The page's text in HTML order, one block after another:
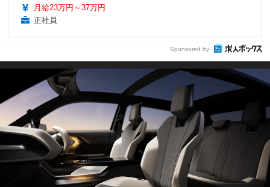
月給23万円～37万円
正社員
Sponsored by